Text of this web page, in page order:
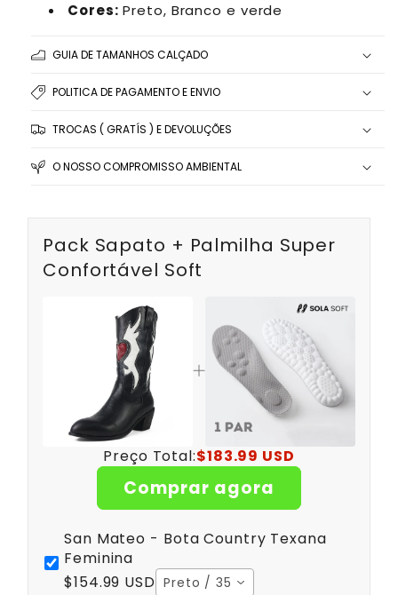
Cores: Preto, Branco e verde
GUIA DE TAMANHOS CALÇADO
POLITICA DE PAGAMENTO E ENVIO
TROCAS ( GRATÍS ) E DEVOLUÇÕES
O NOSSO COMPROMISSO AMBIENTAL
Pack Sapato + Palmilha Super
Confortável Soft
Preço Total:$183.99 USD
Comprar agora
San Mateo - Bota Country Texana
Feminina
$154.99 USD Preto / 35